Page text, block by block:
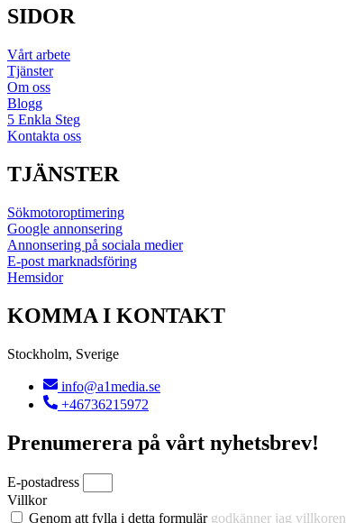
SIDOR
Vårt arbete
Tjänster
Om oss
Blogg
5 Enkla Steg
Kontakta oss
TJÄNSTER
Sökmotoroptimering
Google annonsering
Annonsering på sociala medier
E-post marknadsföring
Hemsidor
KOMMA I KONTAKT
Stockholm, Sverige
info@a1media.se
+46736215972
Prenumerera på vårt nyhetsbrev!
E-postadress
Villkor
Genom att fylla i detta formulär godkänner jag villkoren